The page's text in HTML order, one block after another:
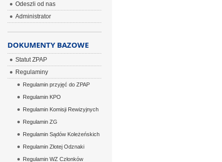
Odeszli od nas
Administrator
DOKUMENTY BAZOWE
Statut ZPAP
Regulaminy
Regulamin przyjęć do ZPAP
Regulamin KPO
Regulamin Komisji Rewizyjnych
Regulamin ZG
Regulamin Sądów Koleżeńskich
Regulamin Złotej Odznaki
Regulamin WZ Członków